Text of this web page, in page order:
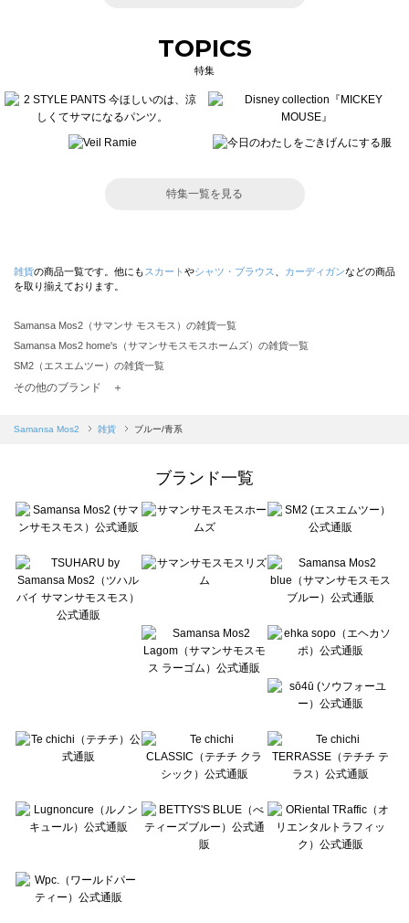
TOPICS
特集
特集一覧を見る
雑貨の商品一覧です。他にも スカート やシャツ・ブラウス カーディガンなどの商品
を取り揃えております。
Samansa Mos2（サマンサ モスモス）の雑貨一覧
Samansa Mos2 home's（サマンサモスモスホームズ）の雑貨一覧
SM2（エスエムツー）の雑貨一覧
TSUHARU by Samansa Mos2（ツハルバイサマンサモスモス）の雑貨一覧
Samansa Mos2 blue（サマンサモスモス ブルー）の雑貨一覧
sō4ū（ソウフォーユー）の雑貨一覧
Te chichi（テチチ）の雑貨一覧
Te chichi CLASSIC（テチチ クラシック）の雑貨一覧
Lugnoncure（ルノンキュール）の雑貨一覧
BETTY'S BLUE（べティーズブルー）の雑貨一覧
Wpc.（ワールドパーティー）の雑貨一覧
その他のブランド ＋
Samansa Mos2 雑貨 ブルー/青系
ブランド一覧